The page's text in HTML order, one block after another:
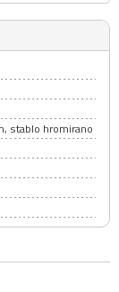
stablo hromirano